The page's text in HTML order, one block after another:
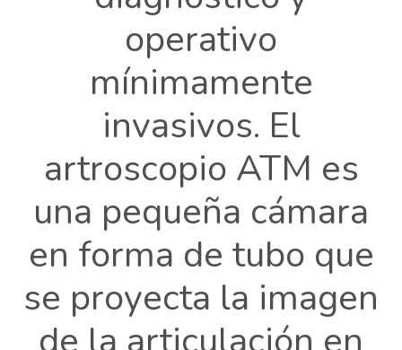
operativo
mínimamente
invasivos. El
artroscopio ATM es
una pequeña cámara
en forma de tubo que
se proyecta la imagen